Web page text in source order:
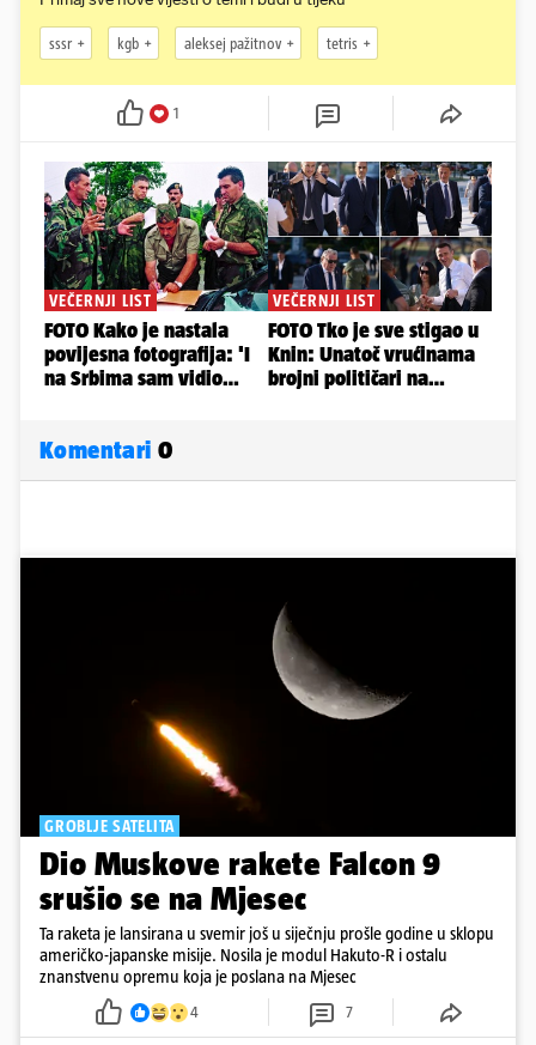
sssr kgb aleksej pažitnov tetris
1
Komentari 0
GROBLJE SATELITA
Dio Muskove rakete Falcon 9
srušio se na Mjesec
Ta raketa je lansirana u svemir još u siječnju prošle godine u sklopu
američko-japanske misije. Nosila je modul Hakuto-R i ostalu
znanstvenu opremu koja je poslana na Mjesec
4 7